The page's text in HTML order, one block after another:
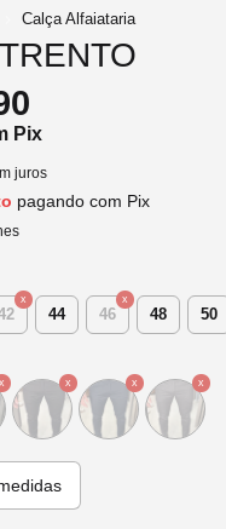
Calça Alfaiataria
Pix
juros
pagando com Pix
44 46 48 50